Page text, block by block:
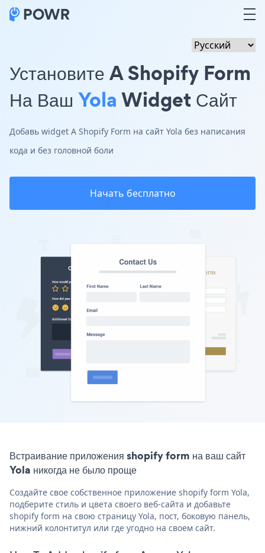
Установите A Shopify Form
На Ваш YolaWidget Сайт
Добавь widget A Shopify Form на сайт Yola без написания
кода и без головной боли
Начать бесплатно
Встраивание приложения shopify form на ваш сайт
Yola никогда не было проще
Создайте свое собственное приложение shopify form Yola,
подберите стиль и цвета своего веб-сайта и добавьте
shopify form на свою страницу Yola, пост, боковую панель,
нижний колонтитул или где угодно на своем сайт.